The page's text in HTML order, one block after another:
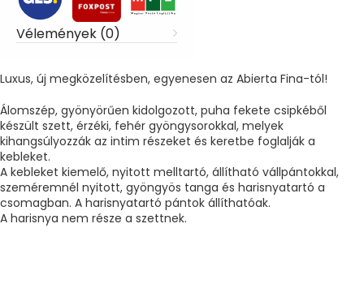
Vélemények (0)
Luxus, új megközelítésben, egyenesen az Abierta Fina-tól!
Álomszép, gyönyörűen kidolgozott, puha fekete csipkéből
készült szett, érzéki, fehér gyöngysorokkal, melyek
kihangsúlyozzák az intim részeket és keretbe foglalják a
kebleket.
A kebleket kiemelő, nyitott melltartó, állítható vállpántokkal,
szeméremnél nyitott, gyöngyös tanga és harisnyatartó a
csomagban. A harisnyatartó pántok állíthatóak.
A harisnya nem része a szettnek.